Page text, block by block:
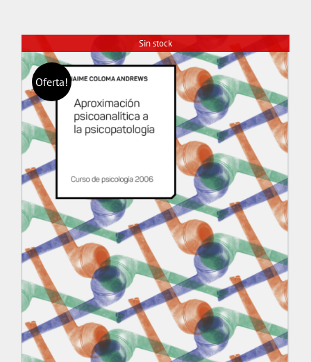
Sin stock
Oferta!